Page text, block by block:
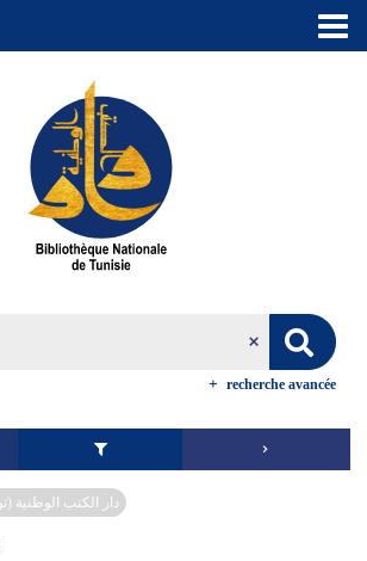
recherche avancée
دار الكتب الوطنية